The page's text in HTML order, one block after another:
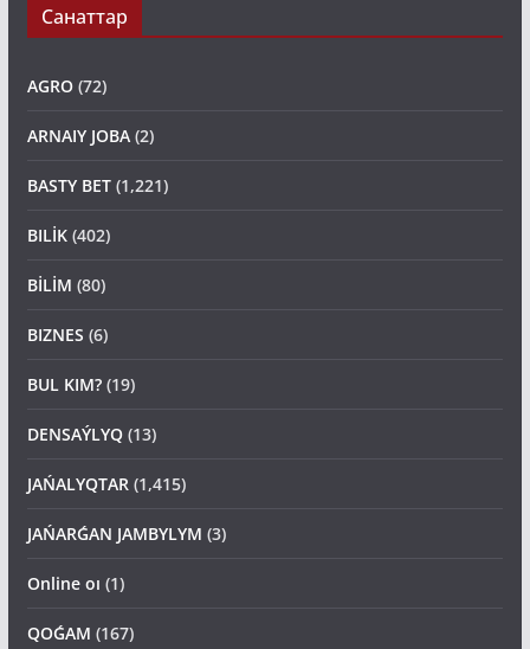
Санаттар
AGRO(72)
ARNAIY JOBA(2)
BASTY BET(1,221)
BILİK(402)
BİLİM (80)
BIZNES (6)
BUL KIM?(19)
DENSAÝLYQ(13)
JAŃALYQTAR(1,415)
JAŃARǴAN JAMBYLYM (3)
Online oı (1)
QOǴAM (167)